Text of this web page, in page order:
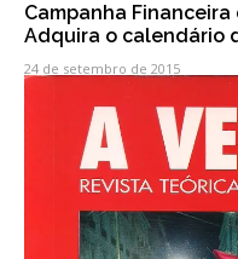
Campanha
Adquira o calendário
24 de setembro de 2015